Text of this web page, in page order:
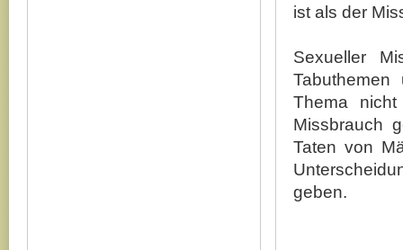
ist als der
Sexueller
Thema
Missbrauch
Taten von
geben.